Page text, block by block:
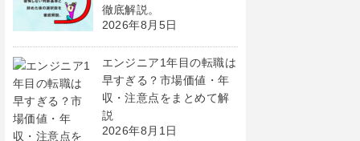
徹底解説。
2026年8月5日
エンジニア1年目の転職は
早すぎる？市場価値・年
収・注意点をまとめて解
説
2026年8月1日